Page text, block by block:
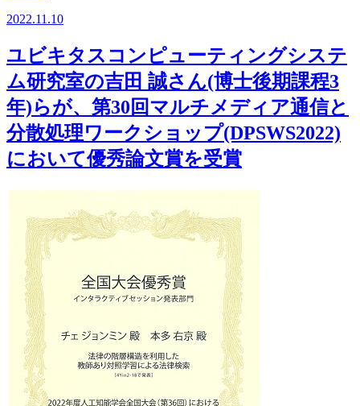
2022.11.10
ユビキタスコンピューティングシステ
ム研究室の吉田 誠さん(博士後期課程3
年)らが、第30回マルチメディア通信と
分散処理ワークショップ(DPSWS2022)
において優秀論文賞を受賞